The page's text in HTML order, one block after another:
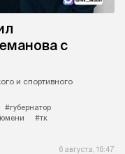
с
и спортивного
#губернатор
#тк
6 августа, 16:47